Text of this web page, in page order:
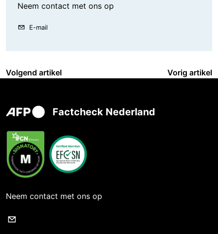
Neem contact met ons op
E-mail
Volgend artikel Vorig artikel
Factcheck Nederland
Neem contact met ons op